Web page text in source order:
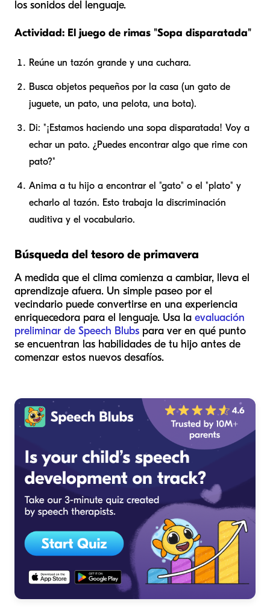
los sonidos del lenguaje.
Actividad: El juego de rimas "Sopa disparatada"
Reúne un tazón grande y una cuchara.
Busca objetos pequeños por la casa (un gato de
juguete, un pato, una pelota, una bota).
Di: "¡Estamos haciendo una sopa disparatada! Voy a
echar un pato. ¿Puedes encontrar algo que rime con
pato?"
Anima a tu hijo a encontrar el "gato" o el "plato" y
echarlo al tazón. Esto trabaja la discriminación
auditiva y el vocabulario.
Búsqueda del tesoro de primavera
A medida que el clima comienza a cambiar, lleva el
aprendizaje afuera. Un simple paseo por el
vecindario puede convertirse en una experiencia
enriquecedora para el lenguaje. Usa la evaluación
preliminar de Speech Blubs para ver en qué punto
se encuentran las habilidades de tu hijo antes de
comenzar estos nuevos desafíos.